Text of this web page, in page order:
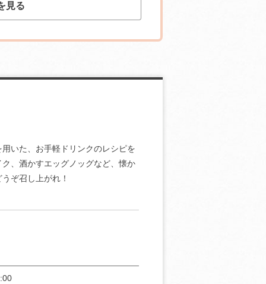
見る
いた、お手軽ドリンクのレシピを
、酒かすエッグノッグなど、懐か
ぞ召し上がれ！